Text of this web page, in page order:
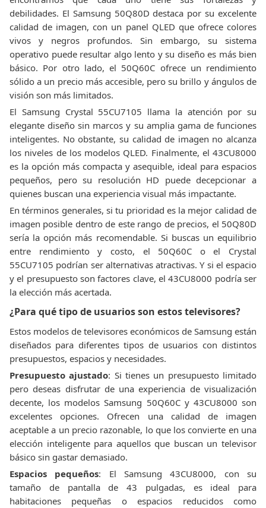
debilidades. El Samsung 50Q80D destaca por su excelente
calidad de imagen, con un panel QLED que ofrece colores
vivos y negros profundos. Sin embargo, su sistema
operativo puede resultar algo lento y su diseño es más bien
básico. Por otro lado, el 50Q60C ofrece un rendimiento
sólido a un precio más accesible, pero su brillo y ángulos de
visión son más limitados.
El Samsung Crystal 55CU7105 llama la atención por su
elegante diseño sin marcos y su amplia gama de funciones
inteligentes. No obstante, su calidad de imagen no alcanza
los niveles de los modelos QLED. Finalmente, el 43CU8000
es la opción más compacta y asequible, ideal para espacios
pequeños, pero su resolución HD puede decepcionar a
quienes buscan una experiencia visual más impactante.
En términos generales, si tu prioridad es la mejor calidad de
imagen posible dentro de este rango de precios, el 50Q80D
sería la opción más recomendable. Si buscas un equilibrio
entre rendimiento y costo, el 50Q60C o el Crystal
55CU7105 podrían ser alternativas atractivas. Y si el espacio
y el presupuesto son factores clave, el 43CU8000 podría ser
la elección más acertada.
¿Para qué tipo de usuarios son estos televisores?
Estos modelos de televisores económicos de Samsung están
diseñados para diferentes tipos de usuarios con distintos
presupuestos, espacios y necesidades.
Presupuesto ajustado: Si tienes un presupuesto limitado
pero deseas disfrutar de una experiencia de visualización
decente, los modelos Samsung 50Q60C y 43CU8000 son
excelentes opciones. Ofrecen una calidad de imagen
aceptable a un precio razonable, lo que los convierte en una
elección inteligente para aquellos que buscan un televisor
básico sin gastar demasiado.
Espacios pequeños: El Samsung 43CU8000, con su
tamaño de pantalla de 43 pulgadas, es ideal para
habitaciones pequeñas o espacios reducidos como